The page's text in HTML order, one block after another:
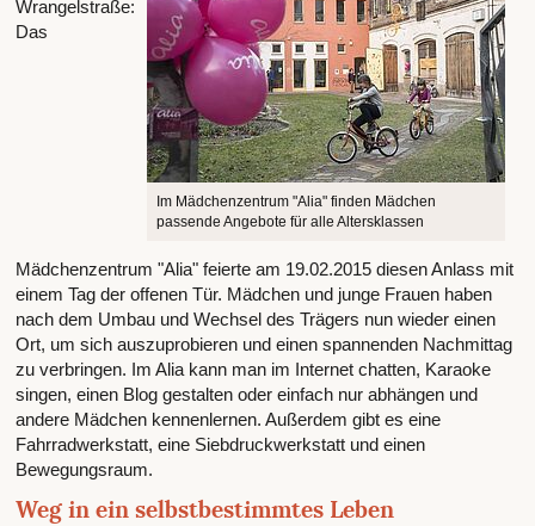
Im Mädchenzentrum "Alia" finden Mädchen
passende Angebote für alle Altersklassen
Wrangelstraße:
Das
Mädchenzentrum "Alia" feierte am 19.02.2015 diesen Anlass mit
einem Tag der offenen Tür. Mädchen und junge Frauen haben
nach dem Umbau und Wechsel des Trägers nun wieder einen
Ort, um sich auszuprobieren und einen spannenden Nachmittag
zu verbringen. Im Alia kann man im Internet chatten, Karaoke
singen, einen Blog gestalten oder einfach nur abhängen und
andere Mädchen kennenlernen. Außerdem gibt es eine
Fahrradwerkstatt, eine Siebdruckwerkstatt und einen
Bewegungsraum.
Weg in ein selbstbestimmtes Leben